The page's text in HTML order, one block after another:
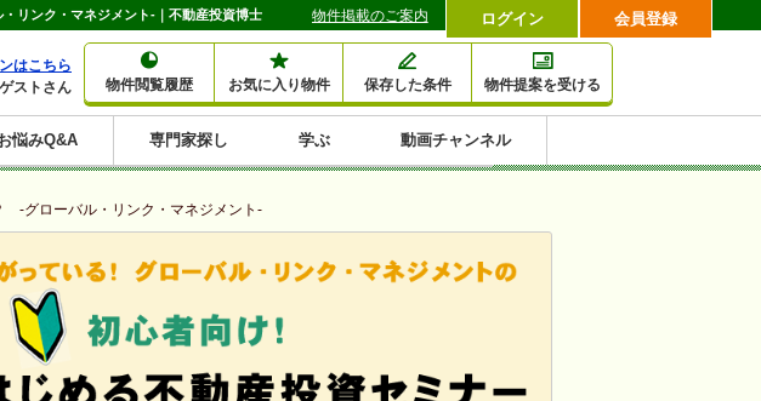
リンク・マネジメント-｜不動産投資博士
物件閲覧履歴 お気に入り物件 保存した条件 物件提案を受ける
はこちら
ゲストさん
利回りから収益物件を探す
利回り7%以上
利回り8%以上
利回り9%以上
利回り10%以上
利回り11%以上
利回り12%以上
利回り13%以上
利回り14%以上
利回り15%以上
利回り16%以上
特集から収益物件を探す
10%以上アパート投
現況満室で安心物件
1,000万円以下小額投
人気の築浅・新築物
早い者勝ち東京23区
悩みQ&A 専門家探し 学ぶ 動画チャンネル
ログイン 会員登録
物件掲載のご案内
-グローバル・リンク・マネジメント-